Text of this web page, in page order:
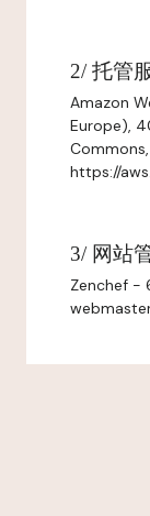
2/ 托管
Amazon
Europe),
Commons,
https://
3/ 网站
Zenchef -